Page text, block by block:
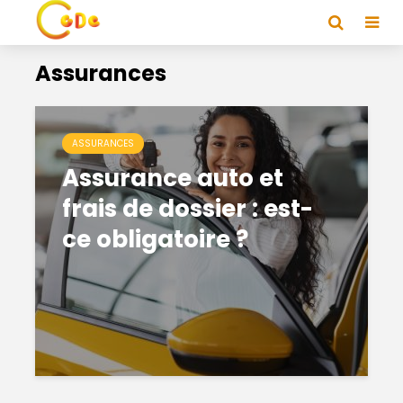
Assurances
ASSURANCES
Assurance auto et
frais de dossier : est-
ce obligatoire ?